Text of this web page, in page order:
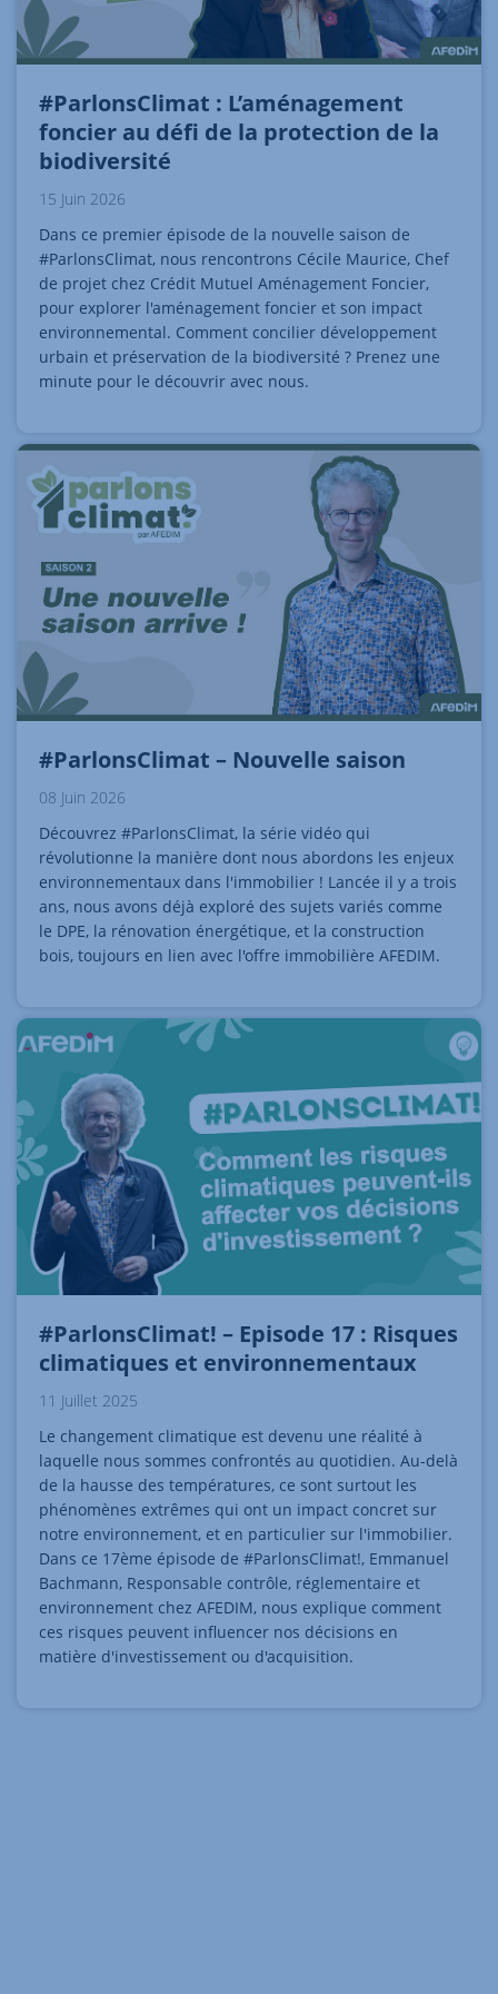
#ParlonsClimat : L’aménagement
foncier au défi de la protection de la
biodiversité
15 Juin 2026
Dans ce premier épisode de la nouvelle saison de
#ParlonsClimat, nous rencontrons Cécile Maurice, Chef
de projet chez Crédit Mutuel Aménagement Foncier,
pour explorer l'aménagement foncier et son impact
environnemental. Comment concilier développement
urbain et préservation de la biodiversité ? Prenez une
minute pour le découvrir avec nous.
#ParlonsClimat – Nouvelle saison
08 Juin 2026
Découvrez #ParlonsClimat, la série vidéo qui
révolutionne la manière dont nous abordons les enjeux
environnementaux dans l'immobilier ! Lancée il y a trois
ans, nous avons déjà exploré des sujets variés comme
le DPE, la rénovation énergétique, et la construction
bois, toujours en lien avec l'offre immobilière AFEDIM.
#ParlonsClimat! – Episode 17 : Risques
climatiques et environnementaux
11 Juillet 2025
Le changement climatique est devenu une réalité à
laquelle nous sommes confrontés au quotidien. Au-delà
de la hausse des températures, ce sont surtout les
phénomènes extrêmes qui ont un impact concret sur
notre environnement, et en particulier sur l'immobilier.
Dans ce 17ème épisode de #ParlonsClimat!, Emmanuel
Bachmann, Responsable contrôle, réglementaire et
environnement chez AFEDIM, nous explique comment
ces risques peuvent influencer nos décisions en
matière d'investissement ou d'acquisition.